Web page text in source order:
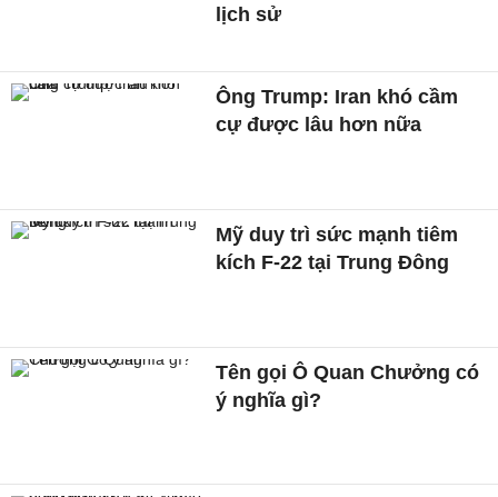
lịch sử
Ông Trump: Iran khó cầm
cự được lâu hơn nữa
Mỹ duy trì sức mạnh tiêm
kích F-22 tại Trung Đông
Tên gọi Ô Quan Chưởng có
ý nghĩa gì?